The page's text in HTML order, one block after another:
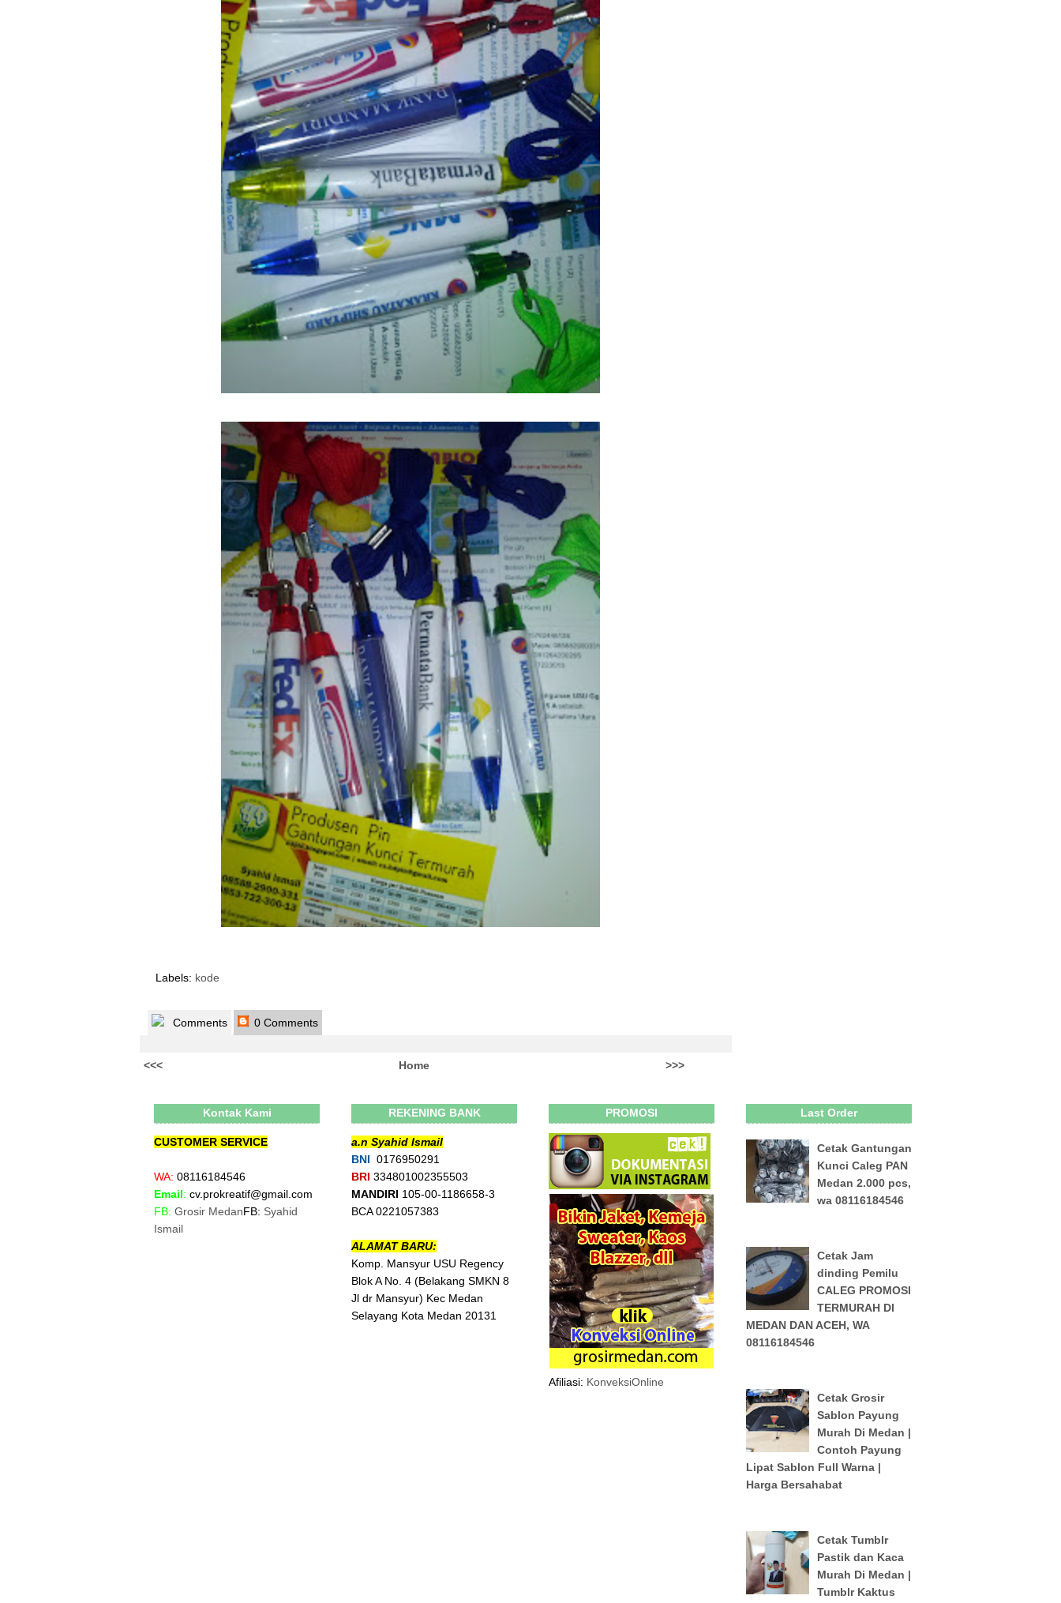
Labels: kode
Comments 0 Comments
<<< >>>
Home
Kontak Kami
CUSTOMER SERVICE
WA: 08116184546
Email: cv.prokreatif@gmail.com
FB: Grosir MedanFB: Syahid
Ismail
REKENING BANK
a.n Syahid Ismail
BNI 0176950291
BRI 334801002355503
MANDIRI 105-00-1186658-3
BCA 0221057383
ALAMAT BARU:
Komp. Mansyur USU Regency
Blok A No. 4 (Belakang SMKN 8
Jl dr Mansyur) Kec Medan
Selayang Kota Medan 20131
PROMOSI
Afiliasi: KonveksiOnline
Last Order
Cetak Gantungan
Kunci Caleg PAN
Medan 2.000 pcs,
wa 08116184546
Cetak Jam
dinding Pemilu
CALEG PROMOSI
TERMURAH DI
MEDAN DAN ACEH, WA
08116184546
Cetak Grosir
Sablon Payung
Murah Di Medan |
Contoh Payung
Lipat Sablon Full Warna |
Harga Bersahabat
Cetak Tumblr
Pastik dan Kaca
Murah Di Medan |
Tumblr Kaktus